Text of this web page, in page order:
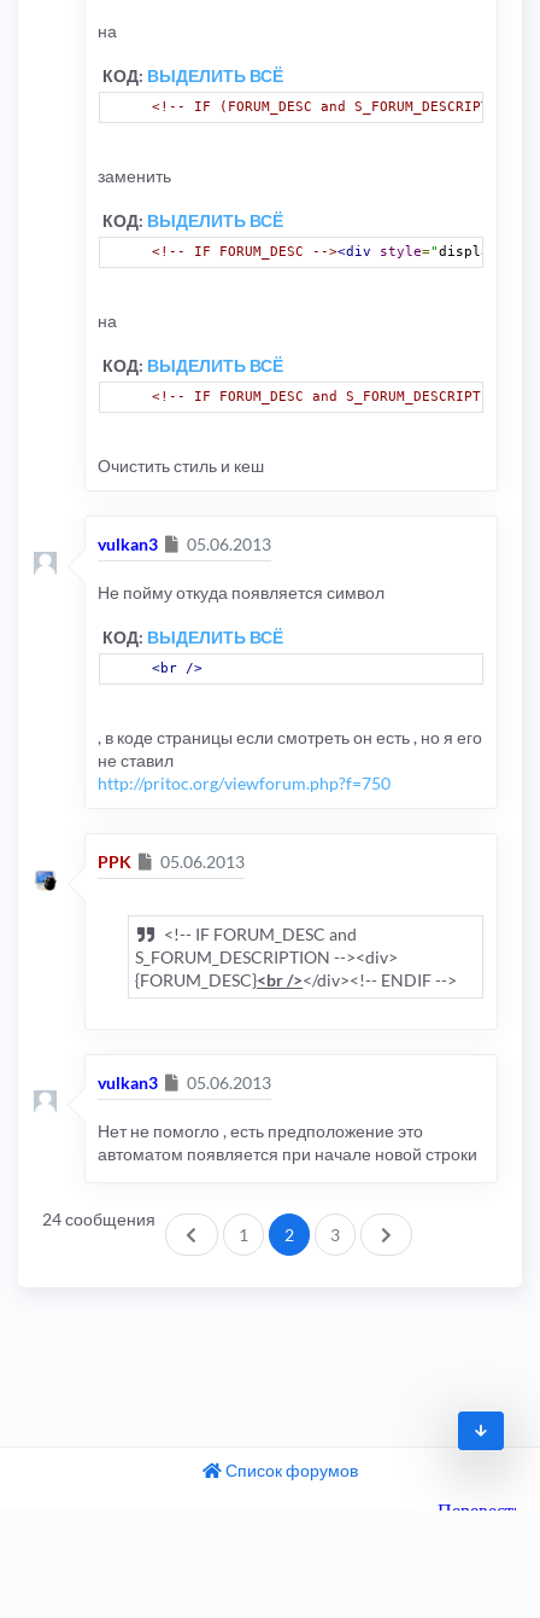
на
КОД: ВЫДЕЛИТЬ ВСЁ
<!-- IF (FORUM_DESC and S_FORUM_DESCRIPTION)
заменить
КОД: ВЫДЕЛИТЬ ВСЁ
<!-- IF FORUM_DESC --><div style="display
на
КОД: ВЫДЕЛИТЬ ВСЁ
<!-- IF FORUM_DESC and S_FORUM_DESCRIPTION -->
Очистить стиль и кеш
vulkan3 Сообщение
05.06.2013
Не пойму откуда появляется символ
КОД: ВЫДЕЛИТЬ ВСЁ
<br />
, в коде страницы если смотреть он есть , но я его
не ставил
http://pritoc.org/viewforum.php?f=750
PPK Сообщение
05.06.2013
<!-- IF FORUM_DESC and
S_FORUM_DESCRIPTION --><div>
{FORUM_DESC}<br /></div><!-- ENDIF -->
vulkan3 Сообщение
05.06.2013
Нет не помогло , есть предположение это
автоматом появляется при начале новой строки
24 сообщения
Пред.1 2 3 След.
Список форумов